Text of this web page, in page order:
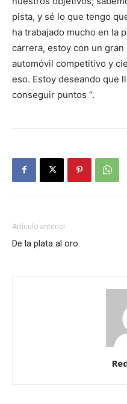
pista, y sé lo que tengo
ha trabajado mucho en la
carrera, estoy con un
automóvil competitivo y
eso. Estoy deseando que
conseguir puntos “.
Artículo anterior
De la plata al oro.